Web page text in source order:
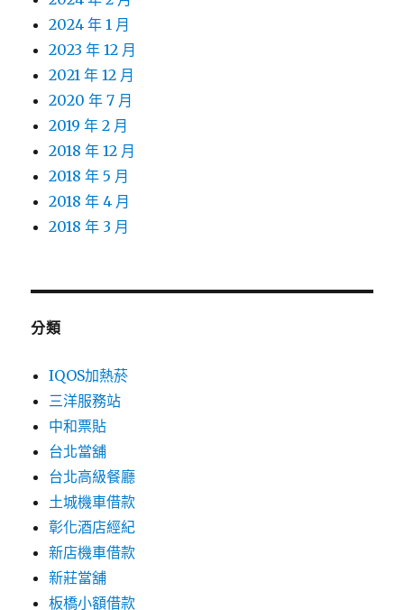
2024 年 1 月
2023 年 12 月
2021 年 12 月
2020 年 7 月
2019 年 2 月
2018 年 12 月
2018 年 5 月
2018 年 4 月
2018 年 3 月
分類
IQOS加熱菸
三洋服務站
中和票貼
台北當舖
台北高級餐廳
土城機車借款
彰化酒店經紀
新店機車借款
新莊當舖
板橋小額借款